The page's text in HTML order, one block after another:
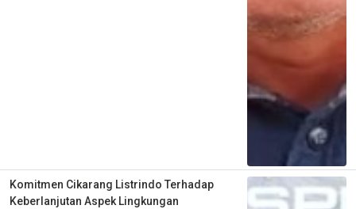
Komitmen Cikarang Listrindo Terhadap
Keberlanjutan Aspek Lingkungan